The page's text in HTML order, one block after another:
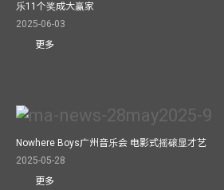
乐11个奖成大赢家
2025-06-03
更多
Nowhere Boys广州音乐会 电影式摇磙显才艺
2025-05-28
更多